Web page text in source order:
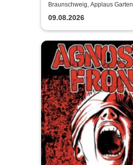
Braunschweig, Applaus Garten
09.08.2026